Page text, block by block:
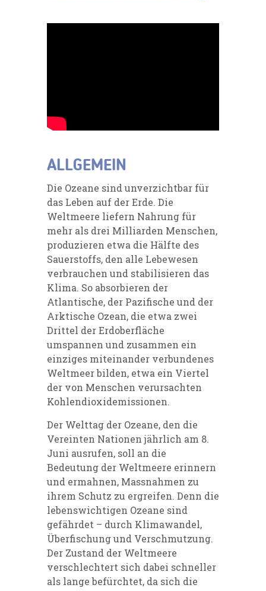
ALLGEMEIN
Die Ozeane sind unverzichtbar für
das Leben auf der Erde. Die
Weltmeere liefern Nahrung für
mehr als drei Milliarden Menschen,
produzieren etwa die Hälfte des
Sauerstoffs, den alle Lebewesen
verbrauchen und stabilisieren das
Klima. So absorbieren der
Atlantische, der Pazifische und der
Arktische Ozean, die etwa zwei
Drittel der Erdoberfläche
umspannen und zusammen ein
einziges miteinander verbundenes
Weltmeer bilden, etwa ein Viertel
der von Menschen verursachten
Kohlendioxidemissionen.
Der Welttag der Ozeane, den die
Vereinten Nationen jährlich am 8.
Juni ausrufen, soll an die
Bedeutung der Weltmeere erinnern
und ermahnen, Massnahmen zu
ihrem Schutz zu ergreifen. Denn die
lebenswichtigen Ozeane sind
gefährdet – durch Klimawandel,
Überfischung und Verschmutzung.
Der Zustand der Weltmeere
verschlechtert sich dabei schneller
als lange befürchtet, da sich die